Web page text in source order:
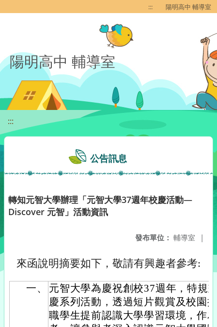
::: 陽明高中 輔導室
陽明高中 輔導室
:::
公告訊息
轉知元智大學辦理「元智大學37週年校慶活動—
Discover 元智」活動資訊
發布單位： 輔導室 |
來函說明摘要如下，敬請有興趣者參考:
一、
元智大學為慶祝創校37週年，特規
慶系列活動，透過短片觀賞及校園
職學生提前認識大學學習環境，作